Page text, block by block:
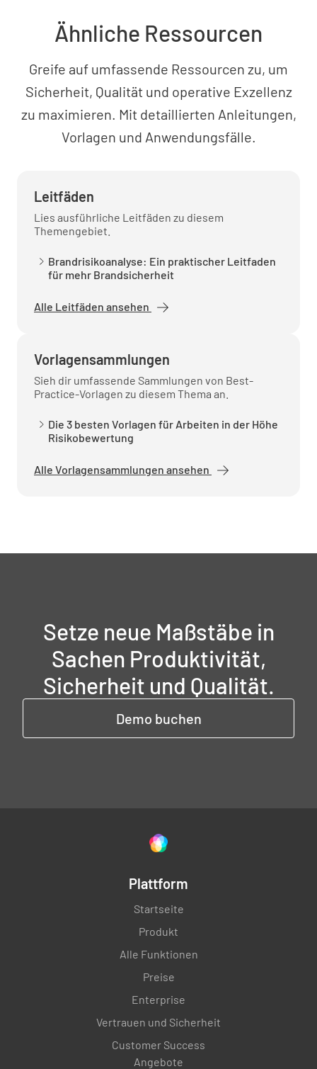
machen sie zu einem wertvollen Instrument zur
Verbesserung der betrieblichen Effizienz und der
Ähnliche Ressourcen
Greife auf umfassende Ressourcen zu, um
Sicherheit, Qualität und operative Exzellenz
zu maximieren. Mit detaillierten Anleitungen,
Vorlagen und Anwendungsfälle.
Leitfäden
Lies ausführliche Leitfäden zu diesem
Themengebiet.
Brandrisikoanalyse: Ein praktischer Leitfaden
für mehr Brandsicherheit
Alle Leitfäden ansehen
Vorlagensammlungen
Sieh dir umfassende Sammlungen von Best-
Practice-Vorlagen zu diesem Thema an.
Die 3 besten Vorlagen für Arbeiten in der Höhe
Risikobewertung
Alle Vorlagensammlungen ansehen
Setze neue Maßstäbe in
Sachen Produktivität,
Sicherheit und Qualität.
Demo buchen
Plattform
Startseite
Produkt
Alle Funktionen
Preise
Enterprise
Vertrauen und Sicherheit
Customer Success
Angebote